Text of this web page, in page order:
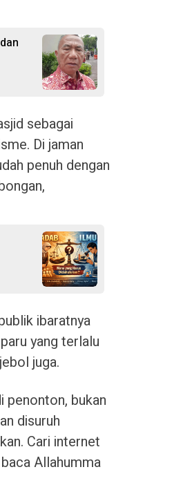
sebagai
Di jaman
penuh dengan
ibaratnya
yang terlalu
juga.
penonton, bukan
disuruh
Cari internet
Allahumma